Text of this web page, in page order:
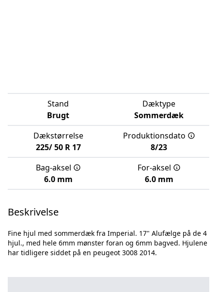
Stand
Brugt
Dæktype
Sommerdæk
Dækstørrelse
225/ 50 R 17
Produktionsdato
8/23
Bag-aksel
6.0 mm
For-aksel
6.0 mm
Beskrivelse
Fine hjul med sommerdæk fra Imperial. 17" Alufælge på de 4
hjul., med hele 6mm mønster foran og 6mm bagved. Hjulene